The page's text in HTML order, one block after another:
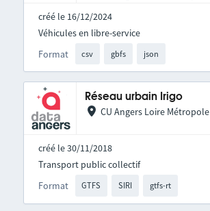
créé le 16/12/2024
Format csv gbfs json
Véhicules en libre-service
Réseau urbain Irigo
CU Angers Loire Métropole
créé le 30/11/2018
Format GTFS SIRI gtfs-rt
Transport public collectif